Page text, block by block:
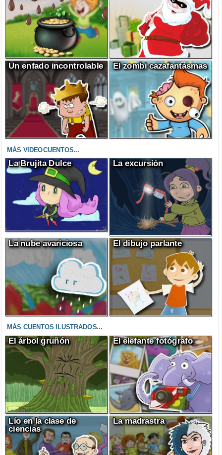
Un enfado incontrolable El zombi cazafantasmas
MÁS VIDEOCUENTOS...
La Brujita Dulce La excursión
La nube avariciosa El dibujo parlante
MÁS CUENTOS ILUSTRADOS...
El árbol gruñón El elefante fotógrafo
Lío en la clase de
ciencias
La madrastra